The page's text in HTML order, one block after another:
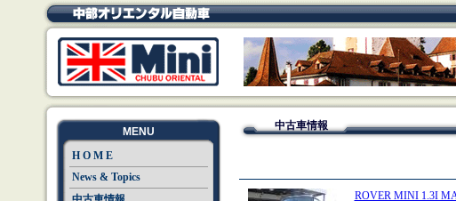
MENU
H O M E
News & Topics
中古車情報
ROVER MINI 1.3I